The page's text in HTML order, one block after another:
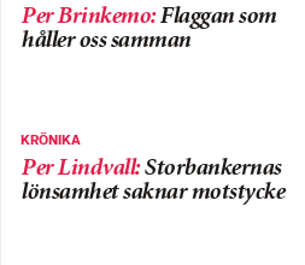
Per Brinkemo:Flaggan som
håller oss samman
KRÖNIKA
Per Lindvall:Storbankernas
lönsamhet saknar motstycke